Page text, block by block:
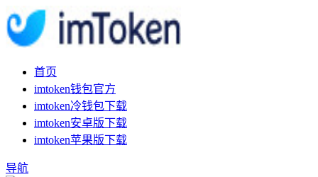
首页
imtoken钱包官方
imtoken冷钱包下载
imtoken安卓版下载
imtoken苹果版下载
导航